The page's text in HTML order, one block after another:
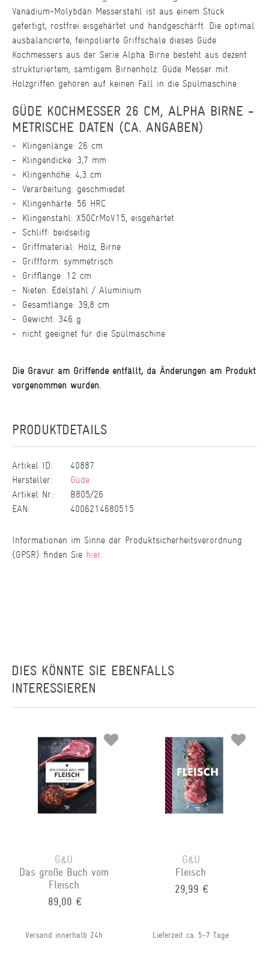
Vanadium-Molybdän Messerstahl ist aus einem Stück
gefertigt, rostfrei eisgehärtet und handgeschärft. Die optimal
ausbalancierte, feinpolierte Griffschale dieses Güde
Kochmessers aus der Serie Alpha Birne besteht aus dezent
strukturiertem, samtigem Birnenholz. Güde Messer mit
Holzgriffen gehören auf keinen Fall in die Spülmaschine.
GÜDE KOCHMESSER 26 CM, ALPHA BIRNE -
METRISCHE DATEN (CA. ANGABEN)
Klingenlänge: 26 cm
Klingendicke: 3,7 mm
Klingenhöhe: 4,3 cm
Verarbeitung: geschmiedet
Klingenhärte: 56 HRC
Klingenstahl: X50CrMoV15, eisgehärtet
Schliff: beidseitig
Griffmaterial: Holz, Birne
Griffform: symmetrisch
Grifflänge: 12 cm
Nieten: Edelstahl / Aluminium
Gesamtlänge: 39,8 cm
Gewicht: 346 g
nicht geeignet für die Spülmaschine
Die Gravur am Griffende entfällt, da Änderungen am Produkt
vorgenommen wurden.
PRODUKTDETAILS
Artikel ID:
40887
Hersteller:
Güde
Artikel Nr.:
B805/26
EAN:
4006214680515
Informationen im Sinne der Produktsicherheitsverordnung
(GPSR) finden Sie hier
DIES KÖNNTE SIE EBENFALLS
INTERESSIEREN
G&U
Das große Buch vom
Fleisch
89,00 €
Versand innerhalb 24h
G&U
Fleisch
29,99 €
Lieferzeit ca. 5-7 Tage